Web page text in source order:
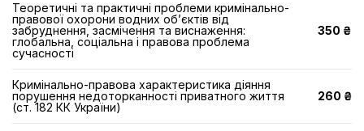
Теоретичні та практичні проблеми кримінально-
правової охорони водних об’єктів від
забруднення, засмічення та виснаження:
глобальна, соціальна і правова проблема
сучасності
350 ₴
Кримінально-правова характеристика діяння
порушення недоторканності приватного життя
(ст. 182 КК України)
260 ₴